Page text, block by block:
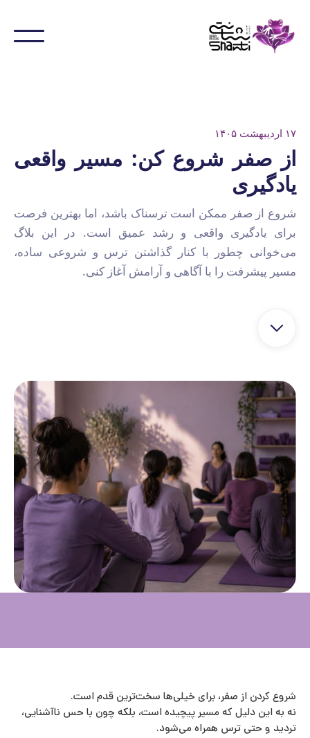
۱۷ اردیبهشت ۱۴۰۵
از صفر شروع کن: مسیر واقعی
یادگیری
شروع از صفر ممکن است ترسناک باشد، اما بهترین فرصت
برای یادگیری واقعی و رشد عمیق است. در این بلاگ
می‌خوانی چطور با کنار گذاشتن ترس و شروعی ساده،
مسیر پیشرفت را با آگاهی و آرامش آغاز کنی.
شروع کردن از صفر، برای خیلی‌ها سخت‌ترین قدم است.
نه به این دلیل که مسیر پیچیده است، بلکه چون با حس ناآشنایی،
تردید و حتی ترس همراه می‌شود.